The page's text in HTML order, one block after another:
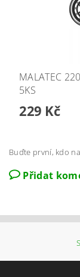
MALATEC
5KS
229 Kč
Buďte první, kdo
Přidat